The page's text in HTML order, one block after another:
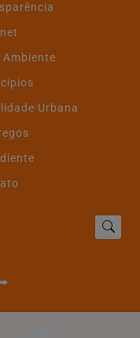
Ambiente
Urbana